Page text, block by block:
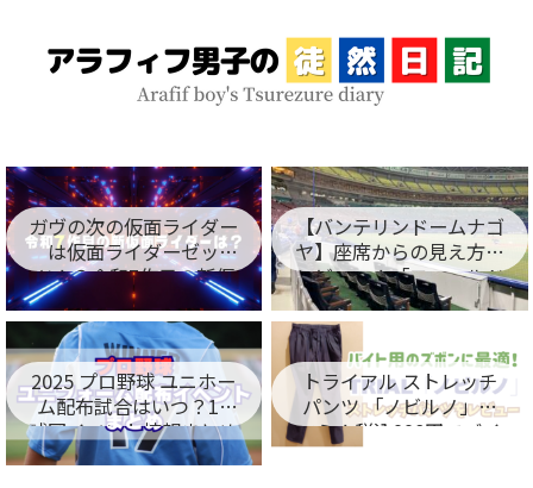
ガヴの次の仮面ライダー
は仮面ライダーゼッ
ツ！？令和7作目の新仮
面ライダー名が判明！
【バンテリンドームナゴ
ヤ】座席からの見え方を
レビュー！「フィールド
シート編」
2025 プロ野球 ユニホー
ム配布試合はいつ？12
球団イベント情報まとめ
トライアル ストレッチ
パンツ 「ノビルノ」口
コミ！税込998円でバイ
ト用のズボンに最適！